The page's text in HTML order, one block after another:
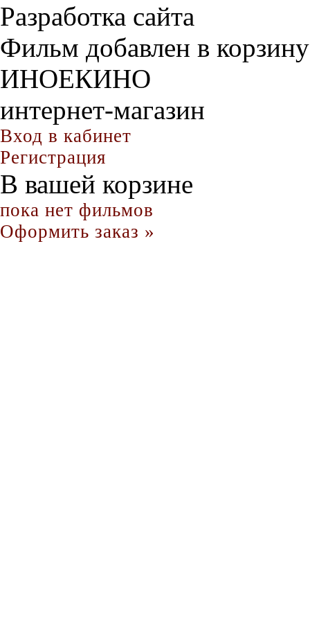
Разработка сайта
Фильм добавлен в корзину
ИНОЕКИНО
интернет-магазин
Вход в кабинет
Регистрация
В вашей корзине
пока нет фильмов
Оформить заказ »